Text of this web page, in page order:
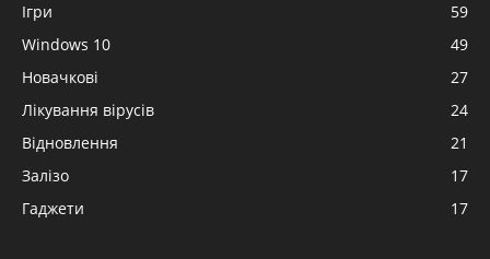
Ігри
59
Windows 10
49
Новачкові
27
Лікування вірусів
24
Відновлення
21
Залізо
17
Гаджети
17